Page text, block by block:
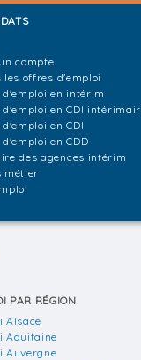
compte
les offres d'emploi
en intérim
en CDI
en CDI
en CDD
des agences intérim
métier
PAR RÉGION
Alsace
Aquitaine
Auvergne